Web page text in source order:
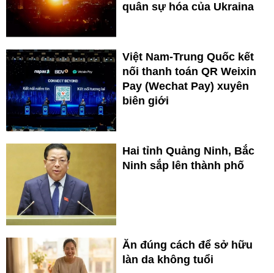
quân sự hóa của Ukraina
Việt Nam-Trung Quốc kết
nối thanh toán QR Weixin
Pay (Wechat Pay) xuyên
biên giới
Hai tỉnh Quảng Ninh, Bắc
Ninh sắp lên thành phố
Ăn đúng cách để sở hữu
làn da không tuổi